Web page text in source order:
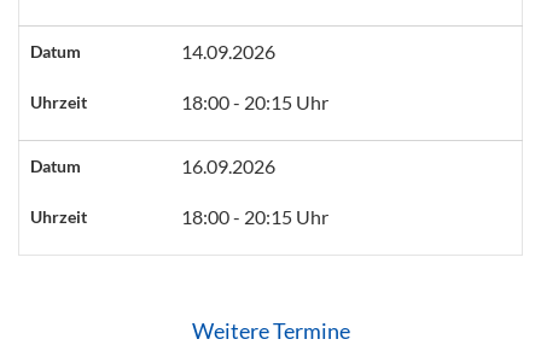
Datum 14.09.2026
Uhrzeit 18:00 - 20:15 Uhr
Datum 16.09.2026
Uhrzeit 18:00 - 20:15 Uhr
Weitere Termine